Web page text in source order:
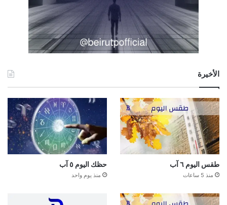
الأخيرة
طقس اليوم ٦ آب
منذ 5 ساعات
حظك اليوم ٥ آب
منذ يوم واحد